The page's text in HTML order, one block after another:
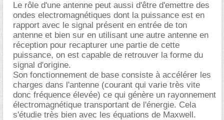
Le rôle d'une antenne peut aussi d'être d'emettre des
ondes electromagnétiques dont la puissance est en
rapport avec le signal présent en entrée de ton
antenne et bien sur en utilisant une autre antenne en
réception pour recapturer une partie de cette
puissance, on est capable de retrouver la forme du
signal d'origine.
Son fonctionnement de base consiste à accélérer les
charges dans l'antenne (courant qui varie très vite
donc fréquence élevée) ce qui génère un rayonnement
électromagnétique transportant de l'énergie. Cela
s'étudie très bien avec les équations de Maxwell.